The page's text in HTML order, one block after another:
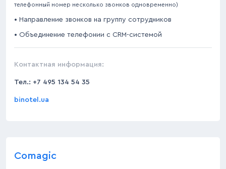
телефонный номер несколько звонков одновременно)
• Направление звонков на группу сотрудников
• Объединение телефонии с CRM-системой
Контактная информация:
Тел.: +7 495 134 54 35
binotel.ua
Comagic